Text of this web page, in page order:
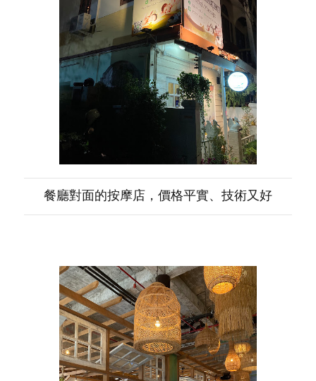
餐廳對面的按摩店，價格平實、技術又好